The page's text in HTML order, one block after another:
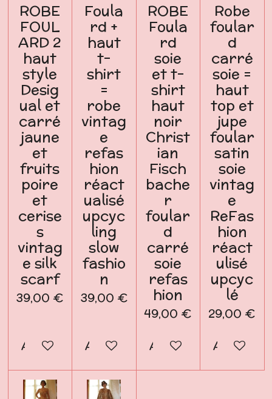
ROBE
FOUL
ARD 2
haut
style
Desig
ual et
carré
jaune
et
fruits
poire
et
cerise
s
vintag
e silk
scarf
39,00 €
Ajouter au panier
Foula
rd +
haut
t-
shirt
=
robe
vintag
e
refas
hion
réact
ualisé
upcyc
ling
slow
fashio
n
39,00 €
Ajouter au panier
ROBE
Foula
rd
soie
et t-
shirt
haut
noir
Christ
ian
Fisch
bache
r
foular
d
carré
soie
refas
hion
49,00 €
Ajouter au panier
Robe
foular
d
carré
soie =
haut
top et
jupe
foular
satin
soie
vintag
e
ReFas
hion
réact
ulisé
upcyc
lé
29,00 €
Ajouter